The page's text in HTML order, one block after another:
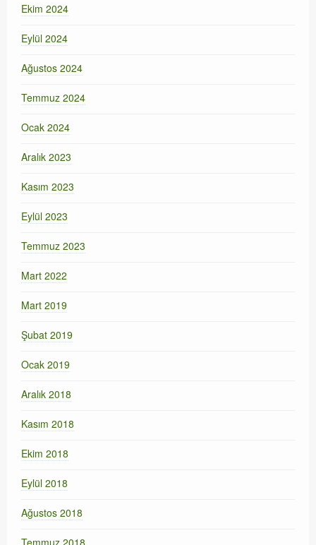
Ekim 2024
Eylül 2024
Ağustos 2024
Temmuz 2024
Ocak 2024
Aralık 2023
Kasım 2023
Eylül 2023
Temmuz 2023
Mart 2022
Mart 2019
Şubat 2019
Ocak 2019
Aralık 2018
Kasım 2018
Ekim 2018
Eylül 2018
Ağustos 2018
Temmuz 2018